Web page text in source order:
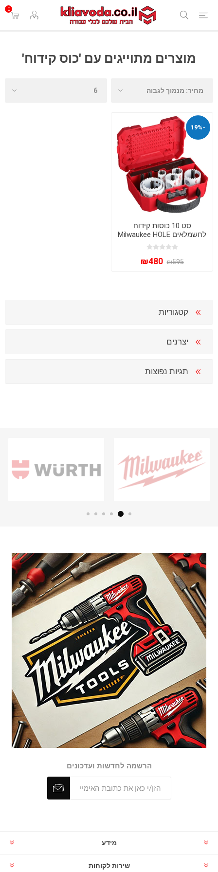
0
מוצרים מתוייגים עם 'כוס קידוח'
-19%
סט 10 כוסות קידוח
לחשמלאים Milwaukee HOLE
4095 - כולל מזוודת
PACKOUT
₪595
₪480
קטגוריות
יצרנים
תגיות נפוצות
הרשמה לחדשות ועדכונים
מידע
שירות לקוחות